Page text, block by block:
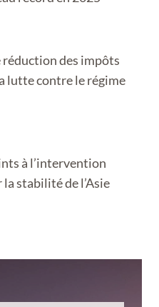
réduction des impôts
lutte contre le régime
à l’intervention
stabilité de l’Asie